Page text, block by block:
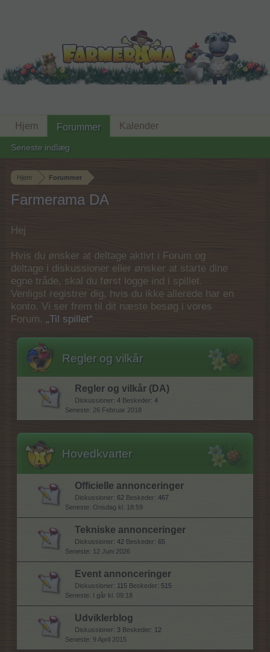
Hjem Forummer
Farmerama DA
Hej
Hvis du ønsker at deltage aktivt i Forum og
deltage i diskussioner eller ønsker at starte dine
egne tråde, skal du først logge ind i spillet.
Venligst registrer dig, hvis du ikke allerede har en
konto. Vi ser frem til dit næste besøg i vores
Forum. „Til spillet“
Regler og vilkår
Regler og vilkår (DA)
Diskussioner: 4 Beskeder: 4
26 Februar 2018
Hovedkvarter
Officielle annonceringer
Diskussioner: 62 Beskeder: 467
Onsdag kl. 18:59
Tekniske annonceringer
Diskussioner: 42 Beskeder: 65
12 Juni 2026
Event annonceringer
Diskussioner: 115 Beskeder: 515
I går kl. 09:18
Udviklerblog
Diskussioner: 3 Beskeder: 12
9 April 2015
Hjem Forummer
Seneste indlæg
Kalender